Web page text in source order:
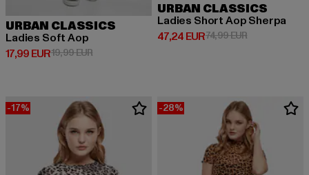
URBAN CLASSICS
Ladies Soft Aop
17,99 EUR
Derzeitiger Preis: 17,99 EUR
19,99 EURAktionspreis: 19,99 EUR
URBAN CLASSICS
Ladies Short Aop Sherpa
47,24 EUR
Derzeitiger Preis: 47,24 EUR
74,99 EURAktionspreis:
-17% -28%